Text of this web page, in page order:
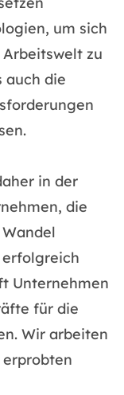
um sich
zu
auch die
in der
die
Unternehmen
für die
Wir arbeiten